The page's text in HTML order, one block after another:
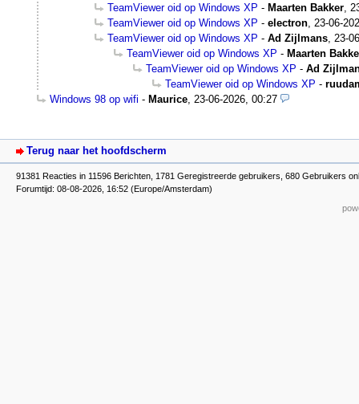
TeamViewer oid op Windows XP - Maarten Bakker,
TeamViewer oid op Windows XP - electron, 23-06-
TeamViewer oid op Windows XP - Ad Zijlmans, 23-
TeamViewer oid op Windows XP - Maarten
TeamViewer oid op Windows XP - Ad
TeamViewer oid op Windows XP -
Windows 98 op wifi - Maurice, 23-06-2026, 00:27
Terug naar het hoofdscherm
91381 Reacties in 11596 Berichten, 1781 Geregistreerde gebruikers, 680 Gebruikers
Forumtijd: 08-08-2026, 16:52 (Europe/Amsterdam)